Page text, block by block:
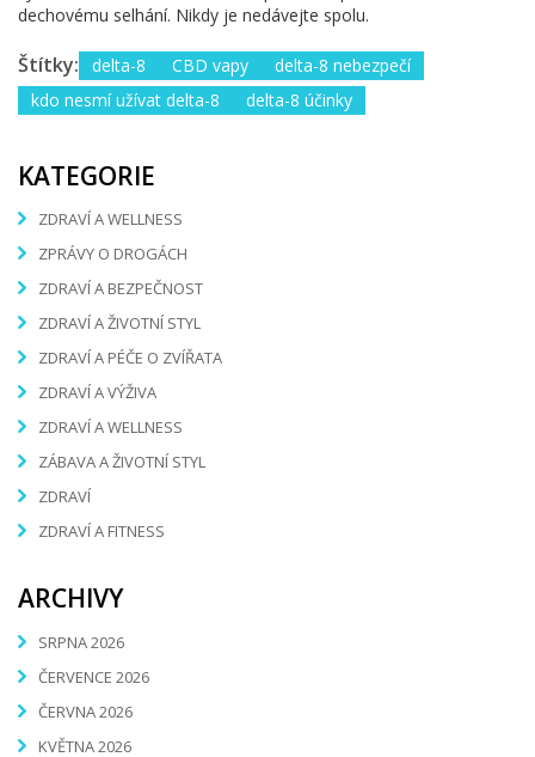
dechovému selhání. Nikdy je nedávejte spolu.
Štítky: delta-8 CBD vapy
delta-8 nebezpečí
kdo nesmí užívat delta-8
delta-8 účinky
KATEGORIE
ZDRAVÍ A WELLNESS
ZPRÁVY O DROGÁCH
ZDRAVÍ A BEZPEČNOST
ZDRAVÍ A ŽIVOTNÍ STYL
ZDRAVÍ A PÉČE O ZVÍŘATA
ZDRAVÍ A VÝŽIVA
ZDRAVÍ A WELLNESS
ZÁBAVA A ŽIVOTNÍ STYL
ZDRAVÍ
ZDRAVÍ A FITNESS
ARCHIVY
SRPNA 2026
ČERVENCE 2026
ČERVNA 2026
KVĚTNA 2026